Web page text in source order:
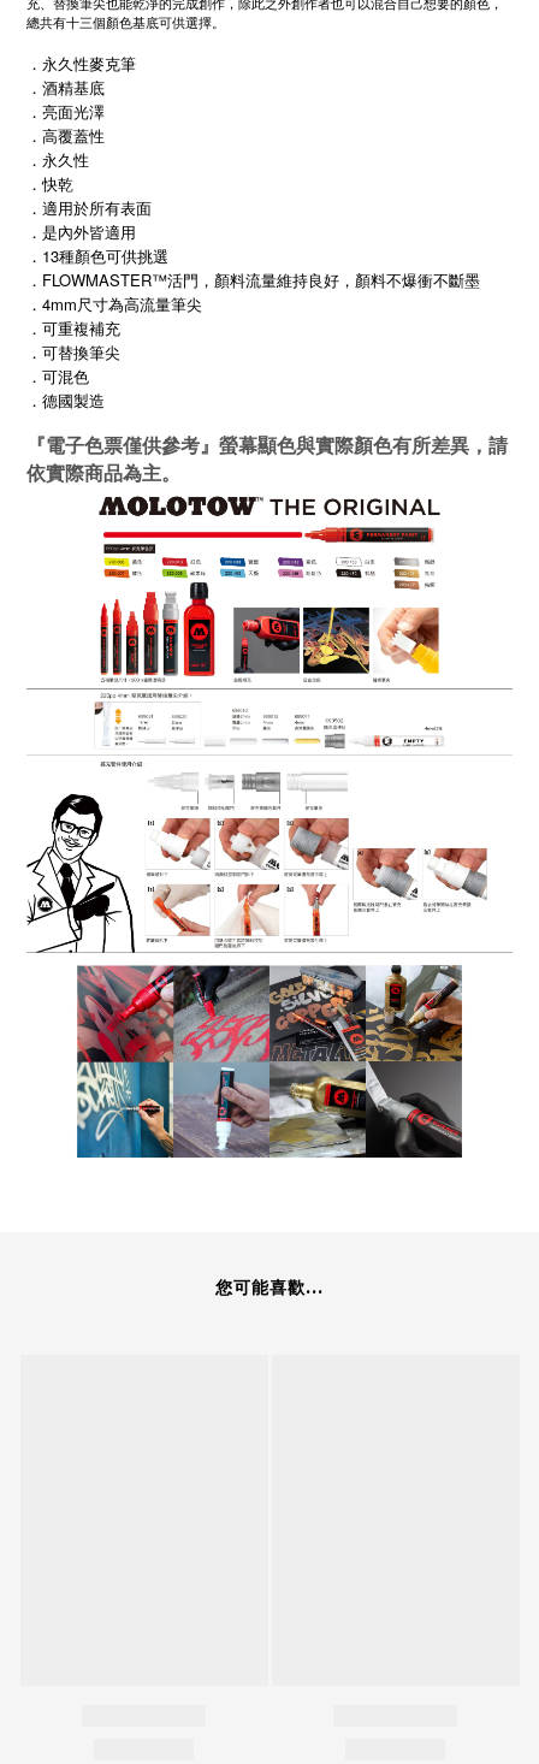
充、替換筆尖也能乾淨的完成創作，除此之外創作者也可以混合自己想要的顏色，
總共有十三個顏色基底可供選擇。
．永久性麥克筆
．酒精基底
．亮面光澤
．高覆蓋性
．永久性
．快乾
．適用於所有表面
．是內外皆適用
．13種顏色可供挑選
．FLOWMASTER™活門，顏料流量維持良好，顏料不爆衝不斷墨
．4mm尺寸為高流量筆尖
．可重複補充
．可替換筆尖
．可混色
． 德國製造
『電子色票僅供參考』螢幕顯色與實際顏色有所差異，請
依實際商品為主。
您可能喜歡...